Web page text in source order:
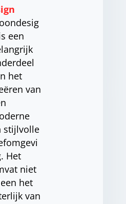
een
het
van
stijlvolle
Het
niet
het
van